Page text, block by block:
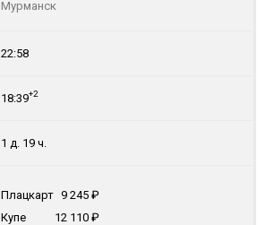
Мурманск
22:58
18:39+2
1 д. 19 ч.
Плацкарт 9 245
Купе
12 110